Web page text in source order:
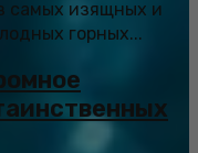
самых изящных и
горных...